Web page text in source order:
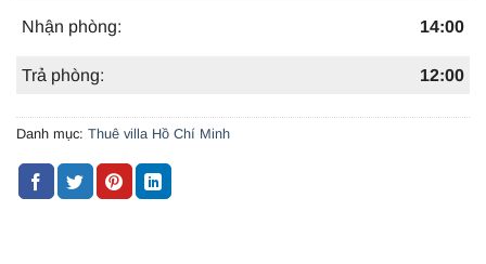
Nhận phòng: 14:00
Trả phòng: 12:00
Danh mục: Thuê villa Hồ Chí Minh